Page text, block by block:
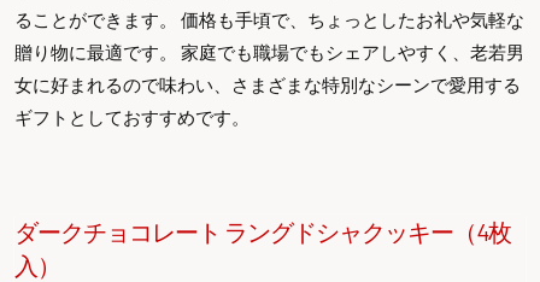
ることができます。 価格も手頃で、ちょっとしたお礼や気軽な
贈り物に最適です。 家庭でも職場でもシェアしやすく、老若男
女に好まれるので味わい、さまざまな特別なシーンで愛用する
ギフトとしておすすめです。
ダークチョコレート ラングドシャクッキー（4枚
入）